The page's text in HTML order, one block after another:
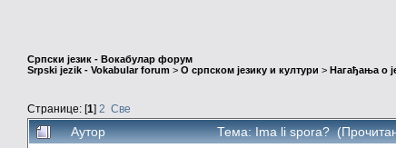
Српски језик - Вокабулар форум
Srpski jezik - Vokabular forum > О српском језику и култури > Нагађања о
Странице: [1] 2 Све
Аутор Тема: Ima li spora?